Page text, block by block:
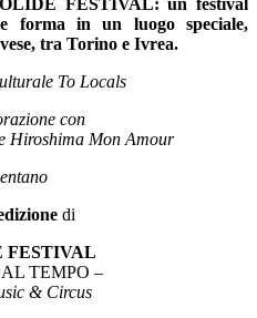
forma in un luogo speciale,
tra Torino e Ivrea.
To Locals
con
Hiroshima Mon Amour
di
FESTIVAL
TEMPO –
& Circus